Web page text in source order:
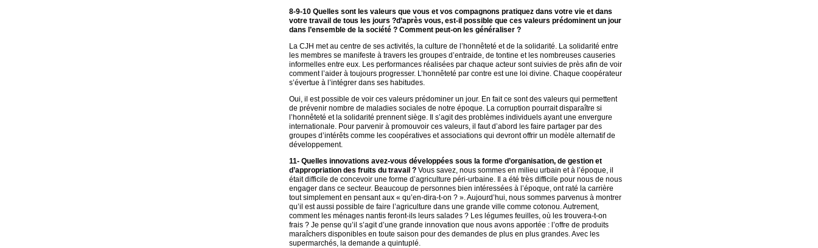
8-9-10 Quelles sont les valeurs que vous et vos compagnons pratiquez dans votre vie et dans
votre travail de tous les jours ?d’après vous, est-il possible que ces valeurs prédominent un jour
dans l’ensemble de la société ? Comment peut-on les généraliser ?
La CJH met au centre de ses activités, la culture de l’honnêteté et de la solidarité. La solidarité entre
les membres se manifeste à travers les groupes d’entraide, de tontine et les nombreuses causeries
informelles entre eux. Les performances réalisées par chaque acteur sont suivies de près afin de voir
comment l’aider à toujours progresser. L’honnêteté par contre est une loi divine. Chaque coopérateur
s’évertue à l’intégrer dans ses habitudes.
Oui, il est possible de voir ces valeurs prédominer un jour. En fait ce sont des valeurs qui permettent
de prévenir nombre de maladies sociales de notre époque. La corruption pourrait disparaître si
l’honnêteté et la solidarité prennent siège. Il s’agit des problèmes individuels ayant une envergure
internationale. Pour parvenir à promouvoir ces valeurs, il faut d’abord les faire partager par des
groupes d’intérêts comme les coopératives et associations qui devront offrir un modèle alternatif de
développement.
11- Quelles innovations avez-vous développées sous la forme d’organisation, de gestion et
d’appropriation des fruits du travail ?Vous savez, nous sommes en milieu urbain et à l’époque, il
était difficile de concevoir une forme d’agriculture péri-urbaine. Il a été très difficile pour nous de nous
engager dans ce secteur. Beaucoup de personnes bien intéressées à l’époque, ont raté la carrière
tout simplement en pensant aux « qu’en-dira-t-on ? ». Aujourd’hui, nous sommes parvenus à montrer
qu’il est aussi possible de faire l’agriculture dans une grande ville comme cotonou. Autrement,
comment les ménages nantis feront-ils leurs salades ? Les légumes feuilles, où les trouvera-t-on
frais ? Je pense qu’il s’agit d’une grande innovation que nous avons apportée : l’offre de produits
maraîchers disponibles en toute saison pour des demandes de plus en plus grandes. Avec les
supermarchés, la demande a quintuplé.